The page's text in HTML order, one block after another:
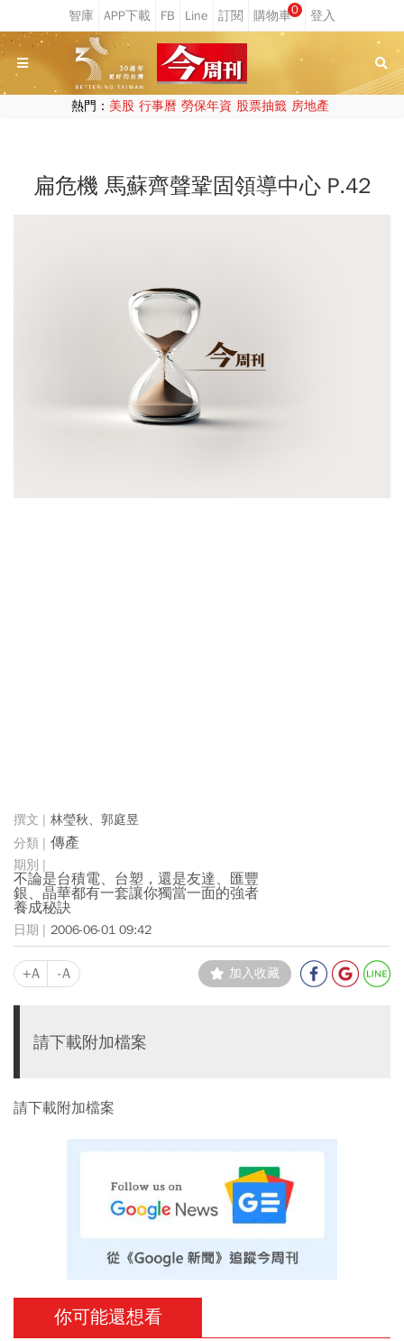
0
熱門： 美股 行事曆 勞保年資 股票抽籤 房地產
扁危機 馬蘇齊聲鞏固領導中心 P.42
林瑩秋、郭庭昱
傳產
不論是台積電、台塑，還是友達、匯豐
銀、晶華都有一套讓你獨當一面的強者
養成秘訣
2006-06-01 09:42
+A -A 加入收藏
請下載附加檔案
請下載附加檔案
你可能還想看